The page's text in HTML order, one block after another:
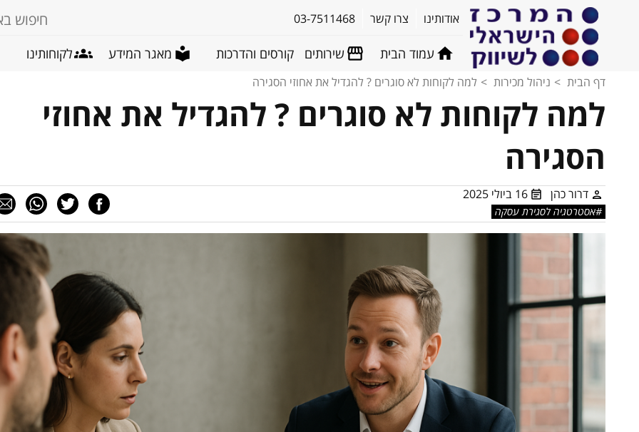
אודותינו צרו קשר 03-7511468
עמוד הבית שירותים קורסים והדרכות מאגר המידע לקוחותינו
דף הבית ניהול מכירות למה לקוחות לא סוגרים ? להגדיל את אחוזי הסגירה
למה לקוחות לא סוגרים ? להגדיל את אחוזי
הסגירה
דרור כהן 16 ביולי 2025
אסטרטגיה לסגירת עסקה